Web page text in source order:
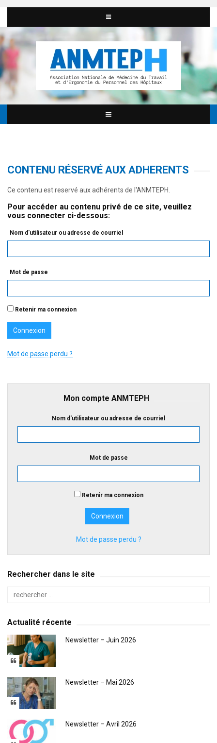
CONTENU RÉSERVÉ AUX ADHERENTS
Ce contenu est reservé aux adhérents de l'ANMTEPH.
Pour accéder au contenu privé de ce site, veuillez
vous connecter ci-dessous:
Nom d'utilisateur ou adresse de courriel
Mot de passe
Retenir ma connexion
Mot de passe perdu ?
Mon compte ANMTEPH
Nom d'utilisateur ou adresse de courriel
Mot de passe
Retenir ma connexion
Mot de passe perdu ?
Rechercher dans le site
Actualité récente
Newsletter – Juin 2026
Newsletter – Mai 2026
Newsletter – Avril 2026